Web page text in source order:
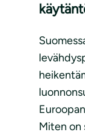
Miten on